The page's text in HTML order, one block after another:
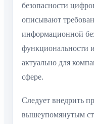
безопасности
описывают
информационной
функциональности
актуально для
сфере.
Следует внедрить
вышеупомянутым